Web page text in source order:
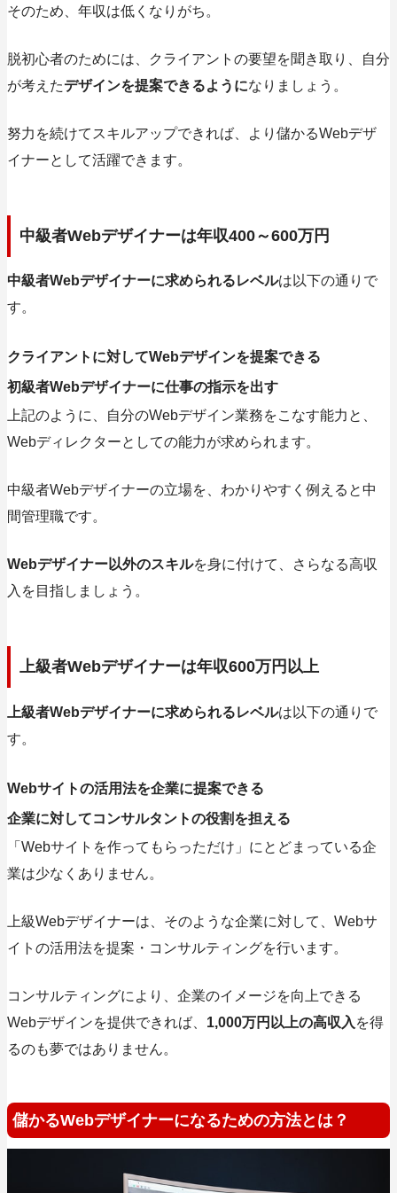
そのため、 年収は低くなりがち。
脱初心者のためには、クライアントの要望を聞き取り、自分
が考えたデザインを提案できるようになりましょう。
努力を続けてスキルアップできれば、より儲かるWebデザ
イナーとして活躍できます。
中級者Webデザイナーは年収400～600万円
中級者Webデザイナーに求められるレベルは以下の通りで
す。
クライアントに対してWebデザインを提案できる
初級者Webデザイナーに仕事の指示を出す
上記のように、自分のWebデザイン業務をこなす能力と、
Webディレクターとしての能力が求められます。
中級者Webデザイナーの立場を、わかりやすく 例えると中
間管理職です。
Webデザイナー以外のスキルを身に付けて、さらなる高収
入を目指しましょう。
上級者Webデザイナーは年収600万円以上
上級者Webデザイナーに求められるレベルは以下の通りで
す。
Webサイトの活用法を企業に提案できる
企業に対してコンサルタントの役割を担える
「Webサイトを作ってもらっただけ」にとどまっている企
業は少なくありません。
上級Webデザイナーは、そのような企業に対して、 Webサ
イトの活用法を提案・コンサルティングを行います。
コンサルティングにより、企業のイメージを向上できる
Webデザインを提供できれば、 1,000万円以上の高収入 を得
るのも夢ではありません。
儲かるWebデザイナーになるための方法とは？